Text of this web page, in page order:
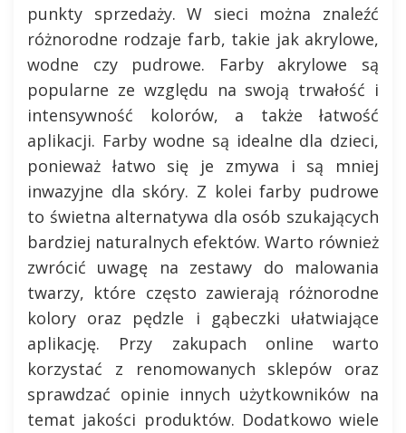
punkty sprzedaży. W sieci można znaleźć
różnorodne rodzaje farb, takie jak akrylowe,
wodne czy pudrowe. Farby akrylowe są
popularne ze względu na swoją trwałość i
intensywność kolorów, a także łatwość
aplikacji. Farby wodne są idealne dla dzieci,
ponieważ łatwo się je zmywa i są mniej
inwazyjne dla skóry. Z kolei farby pudrowe
to świetna alternatywa dla osób szukających
bardziej naturalnych efektów. Warto również
zwrócić uwagę na zestawy do malowania
twarzy, które często zawierają różnorodne
kolory oraz pędzle i gąbeczki ułatwiające
aplikację. Przy zakupach online warto
korzystać z renomowanych sklepów oraz
sprawdzać opinie innych użytkowników na
temat jakości produktów. Dodatkowo wiele